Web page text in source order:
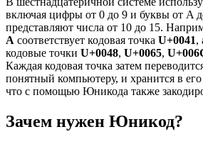
включая цифры от 0 до 9 и буквы от A
представляют числа от 10 до 15.
A соответствует кодовая точка U+0041,
кодовые точки U+0048, U+0065,
Каждая кодовая точка затем
понятный компьютеру, и хранится в
что с помощью Юникода также
Зачем нужен Юникод?